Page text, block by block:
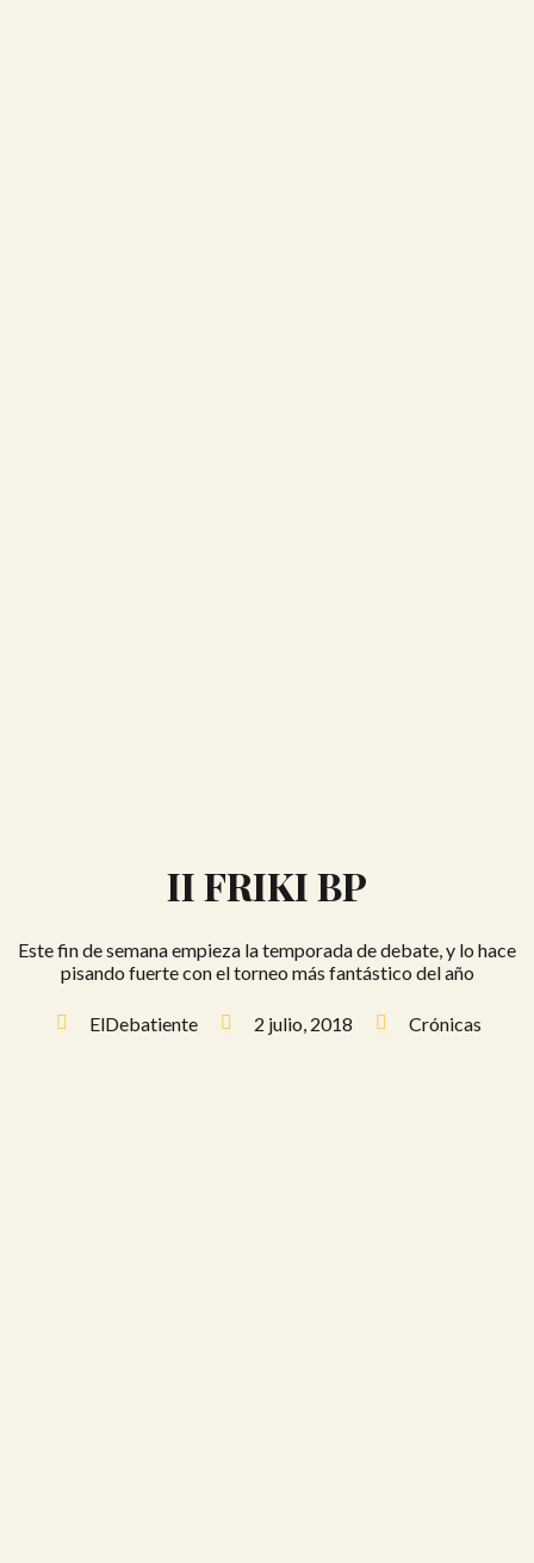
II FRIKI BP
Este fin de semana empieza la temporada de debate, y lo hace
pisando fuerte con el torneo más fantástico del año
ElDebatiente 2 julio, 2018 Crónicas